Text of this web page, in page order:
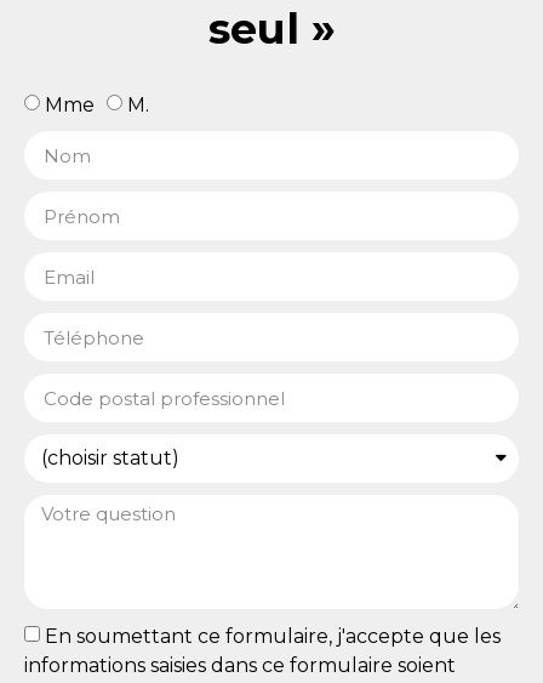
seul »
Mme M.
En soumettant ce formulaire, j'accepte que les
informations saisies dans ce formulaire soient